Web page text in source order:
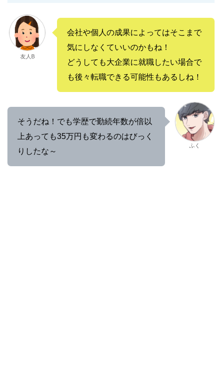
友人B
会社や個人の成果によってはそこまで
気にしなくていいのかもね！
どうしても大企業に就職したい場合で
も後々転職できる可能性もあるしね！
そうだね！でも学歴で勤続年数が倍以
上あっても35万円も変わるのはびっく
りしたな～
ふく